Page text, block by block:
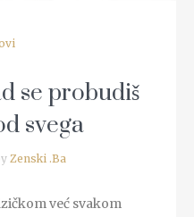
se probudiš
svega
Zenski .Ba
već svakom